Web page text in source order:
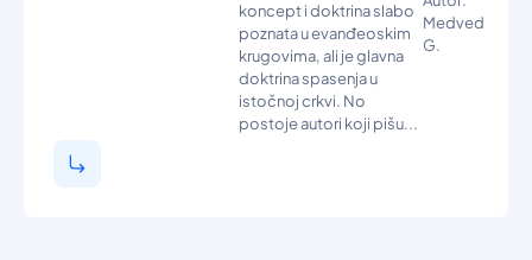
koncept i doktrina slabo
poznata u evanđeoskim
krugovima, ali je glavna
doktrina spasenja u
istočnoj crkvi. No
postoje autori koji pišu...
Medved
G.